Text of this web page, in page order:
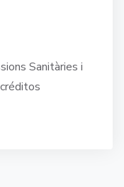
Sanitàries i